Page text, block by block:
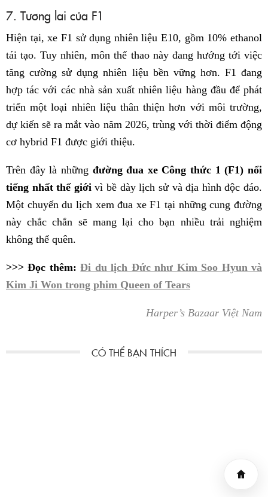
7. Tương lai của F1
Hiện tại, xe F1 sử dụng nhiên liệu E10, gồm 10% ethanol
tái tạo. Tuy nhiên, môn thể thao này đang hướng tới việc
tăng cường sử dụng nhiên liệu bền vững hơn. F1 đang
hợp tác với các nhà sản xuất nhiên liệu hàng đầu để phát
triển một loại nhiên liệu thân thiện hơn với môi trường,
dự kiến sẽ ra mắt vào năm 2026, trùng với thời điểm động
cơ hybrid F1 được giới thiệu.
Trên đây là những đường đua xe Công thức 1 (F1) nổi
tiếng nhất thế giớivì bề dày lịch sử và địa hình độc đáo.
Một chuyến du lịch xem đua xe F1 tại những cung đường
này chắc chắn sẽ mang lại cho bạn nhiều trải nghiệm
không thể quên.
>>> Đọc thêm:Đi du lịch Đức như Kim Soo Hyun và
Kim Ji Won trong phim Queen of Tears
Harper’s Bazaar Việt Nam